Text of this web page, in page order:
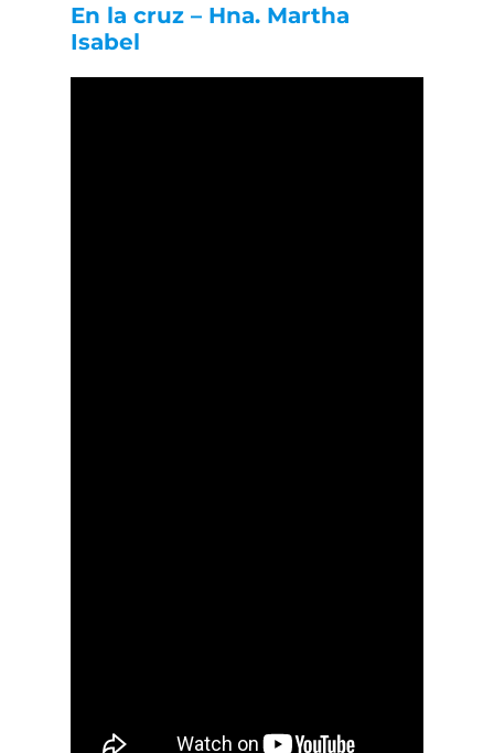
En la cruz – Hna. Martha
Isabel